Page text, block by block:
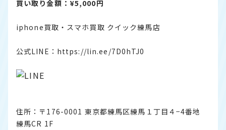
買い取り金額：¥5,000円
iphone買取・スマホ買取 クイック練馬店
公式LINE： https://lin.ee/7D0hTJ0
住所：〒176-0001 東京都練馬区練馬１丁目４−4番地
練馬CR 1F